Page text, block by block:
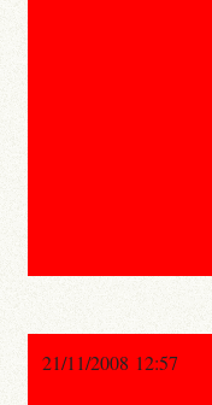
21/11/2008 12:57